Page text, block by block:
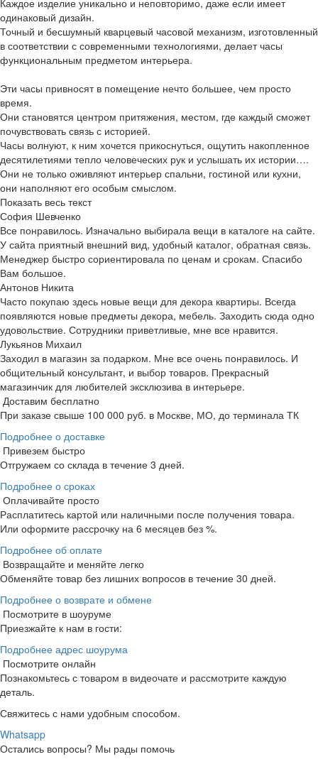
одинаковый дизайн.
Точный и бесшумный кварцевый часовой механизм, изготовленный
в соответствии с современными технологиями, делает часы
функциональным предметом интерьера.
Эти часы привносят в помещение нечто большее, чем просто
время.
Они становятся центром притяжения, местом, где каждый сможет
почувствовать связь с историей.
Часы волнуют, к ним хочется прикоснуться, ощутить накопленное
десятилетиями тепло человеческих рук и услышать их истории….
Они не только оживляют интерьер спальни, гостиной или кухни,
они наполняют его особым смыслом.
Показать весь текст
София Шевченко
Все понравилось. Изначально выбирала вещи в каталоге на сайте.
У сайта приятный внешний вид, удобный каталог, обратная связь.
Менеджер быстро сориентировала по ценам и срокам. Спасибо
Вам большое.
Антонов Никита
Часто покупаю здесь новые вещи для декора квартиры. Всегда
появляются новые предметы декора, мебель. Заходить сюда одно
удовольствие. Сотрудники приветливые, мне все нравится.
Лукьянов Михаил
Заходил в магазин за подарком. Мне все очень понравилось. И
общительный консультант, и выбор товаров. Прекрасный
магазинчик для любителей эксклюзива в интерьере.
Доставим бесплатно
При заказе свыше 100 000 руб. в Москве, МО, до терминала ТК
Подробнее о доставке
Привезем быстро
Отгружаем со склада в течение 3 дней.
Подробнее о сроках
Оплачивайте просто
Расплатитесь картой или наличными после получения товара.
Или оформите рассрочку на 6 месяцев без %.
Подробнее об оплате
Возвращайте и меняйте легко
Обменяйте товар без лишних вопросов в течение 30 дней.
Подробнее о возврате и обмене
Посмотрите в шоуруме
Приезжайте к нам в гости:
Подробнее адрес шоурума
Посмотрите онлайн
Познакомьтесь с товаром в видеочате и рассмотрите каждую
деталь.
Свяжитесь с нами удобным способом.
Whatsapp
Остались вопросы? Мы рады помочь